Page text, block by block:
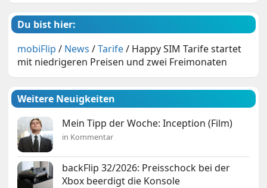
Du bist hier:
mobiFlip / News /Tarife/ Happy SIM Tarife startet
mit niedrigeren Preisen und zwei Freimonaten
Weitere Neuigkeiten
Mein Tipp der Woche: Inception (Film)
in Kommentar
backFlip 32/2026: Preisschock bei der
Xbox beerdigt die Konsole